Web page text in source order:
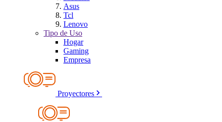
Asus
Tcl
Lenovo
Tipo de Uso
Hogar
Gaming
Empresa
Proyectores